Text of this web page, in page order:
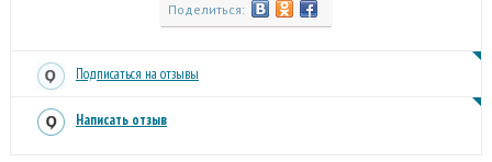
Поделиться:
Подписаться на отзывы
Написать отзыв